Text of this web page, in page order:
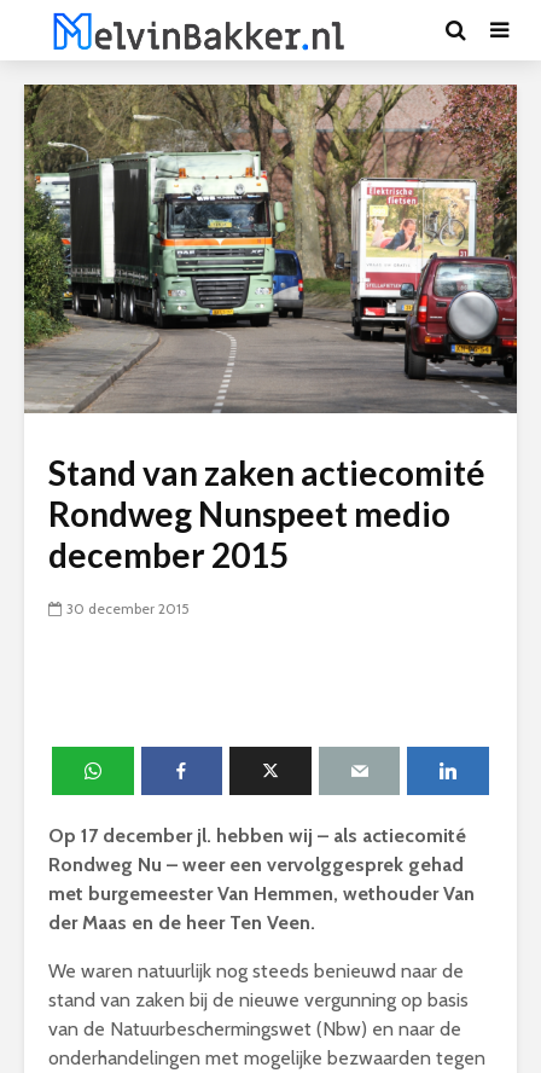
Stand van zaken actiecomité
Rondweg Nunspeet medio
december 2015
30 december 2015
Op 17 december jl. hebben wij – als actiecomité
Rondweg Nu – weer een vervolggesprek gehad
met burgemeester Van Hemmen, wethouder Van
der Maas en de heer Ten Veen.
We waren natuurlijk nog steeds benieuwd naar de
stand van zaken bij de nieuwe vergunning op basis
van de Natuurbeschermingswet (Nbw) en naar de
onderhandelingen met mogelijke bezwaarden tegen